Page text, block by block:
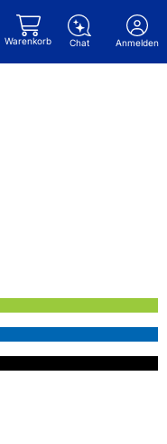
Warenkorb Chat Anmelden